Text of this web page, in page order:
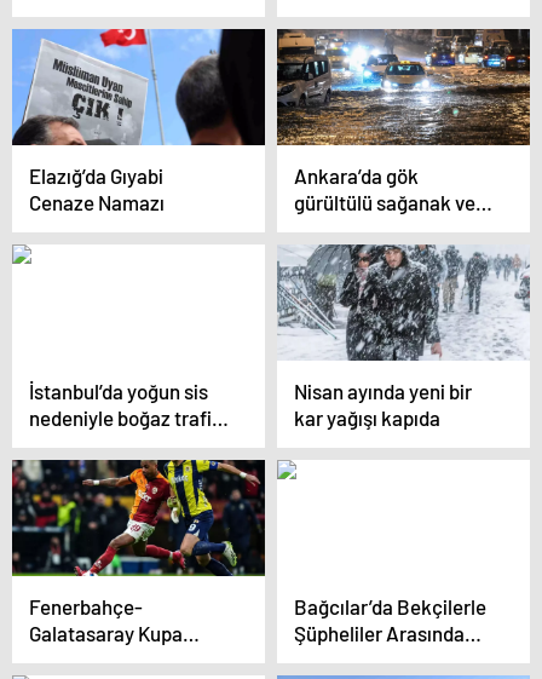
sırasında düşmanları
tarafından ateşe verildi
tarafından çöp
konteynerine atıldı
Elazığ’da Gıyabi
Cenaze Namazı
Ankara’da gök
gürültülü sağanak ve
dolu etkili oldu
İstanbul’da yoğun sis
nedeniyle boğaz trafiği
askıya alındı
Nisan ayında yeni bir
kar yağışı kapıda
Fenerbahçe-
Galatasaray Kupa
Derbisi
Bağcılar’da Bekçilerle
Şüpheliler Arasında
Çatışma